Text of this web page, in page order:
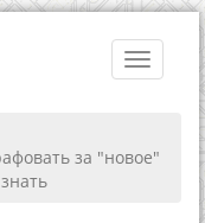
Toggle
за "новое"